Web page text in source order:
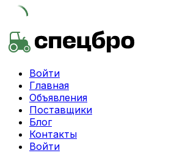
Skip
to
Войти
Главная
Объявления
Поставщики
Блог
Контакты
Войти